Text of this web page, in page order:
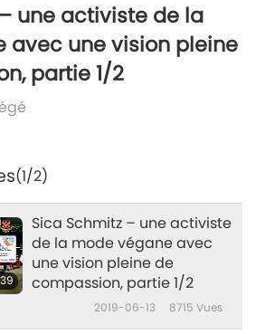
une activiste de la
avec une vision pleine
partie 1/2
(1/2)
Sica Schmitz – une activiste
de la mode végane avec
une vision pleine de
compassion, partie 1/2
2019-06-13 8715 Vues